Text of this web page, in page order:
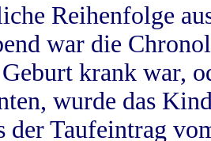
Reihenfolge
war die
krank war,
wurde das
der Taufeintrag